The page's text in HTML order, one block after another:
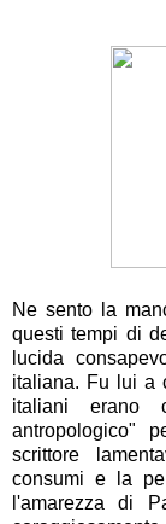
Ne sento la
questi tempi di
lucida
italiana. Fu lui a
italiani erano
antropologico"
scrittore
consumi e la
l'amarezza di